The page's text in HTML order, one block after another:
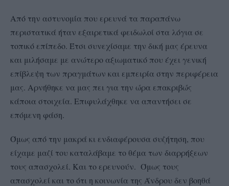
Από την αστυνομία που ερευνά τα παραπάνω
περιστατικά ήταν εξαιρετικά φειδωλοί στα λόγια σε
τοπικό επίπεδο. Έτσι συνεχίσαμε την δική μας έρευνα
και μιλήσαμε με ανώτερο αξιωματικό που έχει γενική
επίβλεψη των πραγμάτων και εμπειρία στην περιφέρεια
μας. Αρνήθηκε να μας πει για την ώρα επακριβώς
κάποια στοιχεία. Επιφυλάχθηκε να απαντήσει σε
επόμενη φάση.
Όμως από την μακρά κι ενδιαφέρουσα συζήτηση, που
είχαμε μαζί του καταλάβαμε το θέμα των διαρρήξεων
τους απασχολεί. Και το ερευνούν. Όμως τους
απασχολεί και το ότι η κοινωνία της Άνδρου δεν βοηθά